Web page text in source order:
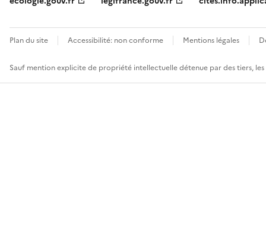
Plan du site Accessibilité: non conforme Mentions légales
Sauf mention explicite de propriété intellectuelle détenue par des tiers,